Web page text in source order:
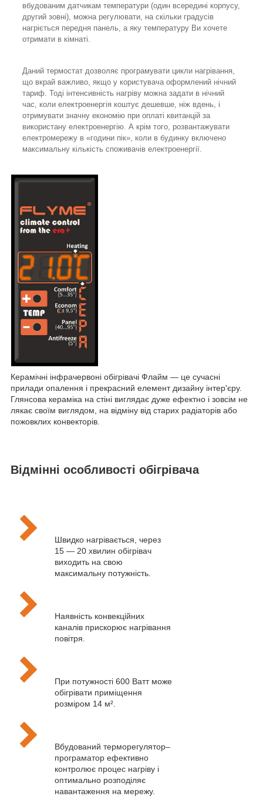
вбудованим датчикам температури (один всередині корпусу,
другий зовні), можна регулювати, на скільки градусів
нагріється передня панель, а яку температуру Ви хочете
отримати в кімнаті.
Даний термостат дозволяє програмувати цикли нагрівання,
що вкрай важливо, якщо у користувача оформлений нічний
тариф. Тоді інтенсивність нагріву можна задати в нічний
час, коли електроенергія коштує дешевше, ніж вдень, і
отримувати значну економію при оплаті квитанцій за
використану електроенергію. А крім того, розвантажувати
електромережу в «години пік», коли в будинку включено
максимальну кількість споживачів електроенергії.
Керамічні інфрачервоні обігрівачі Флайм — це сучасні
прилади опалення і прекрасний елемент дизайну інтер'єру.
Глянсова кераміка на стіні виглядає дуже ефектно і зовсім не
лякає своїм виглядом, на відміну від старих радіаторів або
пожовклих конвекторів.
Відмінні особливості обігрівача
Швидко нагрівається, через
15 — 20 хвилин обігрівач
виходить на свою
максимальну потужність.
Наявність конвекційних
каналів прискорює нагрівання
повітря.
При потужності 600 Ватт може
обігрівати приміщення
розміром 14 м².
Вбудований терморегулятор–
програматор ефективно
контролює процес нагріву і
оптимально розподіляє
навантаження на мережу.